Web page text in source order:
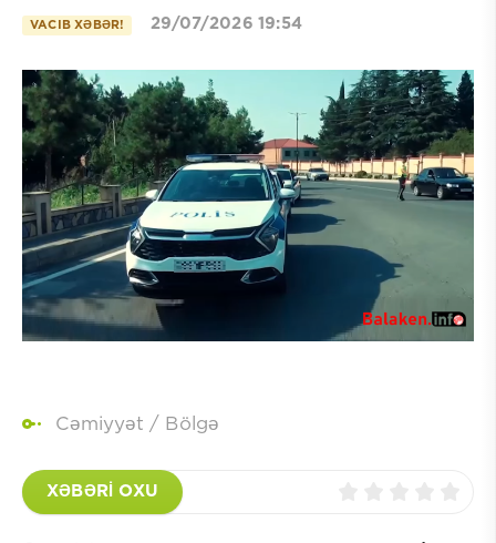
VACIB XƏBƏR! 29/07/2026 19:54
Cəmiyyət / Bölgə
XƏBƏRİ OXU